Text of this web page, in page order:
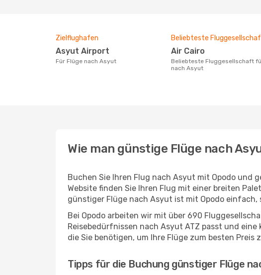
Zielflughafen
Asyut Airport
Für Flüge nach Asyut
Beliebteste
Air Cairo
Beliebteste Fluggesellschaft für Flüge
nach Asyut
Wie man günstige Flüge nach
Buchen Sie Ihren Flug nach Asyut mit Opodo und
Website finden Sie Ihren Flug mit einer breiten
günstiger Flüge nach Asyut ist mit Opodo einfach,
Bei Opodo arbeiten wir mit über 690
Reisebedürfnissen nach Asyut ATZ passt und
die Sie benötigen, um Ihre Flüge zum besten Preis
Tipps für die Buchung günstiger Flüge